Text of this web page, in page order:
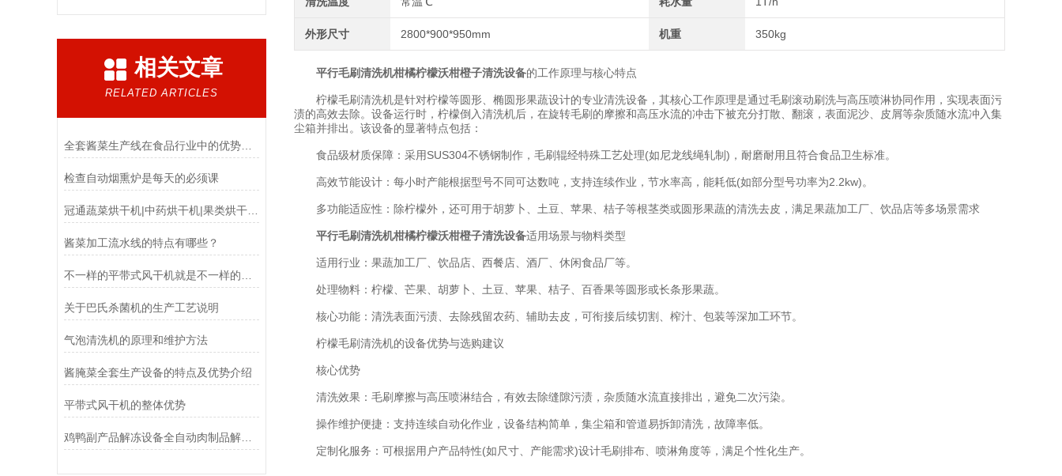
相关文章
RELATED ARTICLES
全套酱菜生产线在食品行业中的优势和应用前景
检查自动烟熏炉是每天的必须课
冠通蔬菜烘干机|中药烘干机|果类烘干机的原理
酱菜加工流水线的特点有哪些？
关于巴氏杀菌机的生产工艺说明
气泡清洗机的原理和维护方法
酱腌菜全套生产设备的特点及优势介绍
平带式风干机的整体优势
鸡鸭副产品解冻设备全自动肉制品解冻流水线行业提效增值
外形尺寸 2800*900*950mm 机重 350kg
平行毛刷清洗机柑橘柠檬沃柑橙子清洗设备的工作原理与核心特点
柠檬毛刷清洗机是针对柠檬等圆形、椭圆形果蔬设计的专业清洗设备，其核心工作原理是通过毛刷滚动刷洗与高压喷淋协同作用，实现表面污
渍的高效去除。设备运行时，柠檬倒入清洗机后，在旋转毛刷的摩擦和高压水流的冲击下被充分打散、翻滚，表面泥沙、皮屑等杂质随水流冲入集
尘箱并排出。该设备的显著特点包括：
食品级材质保障：采用SUS304不锈钢制作，毛刷辊经特殊工艺处理(如尼龙线绳轧制)，耐磨耐用且符合食品卫生标准。
高效节能设计：每小时产能根据型号不同可达数吨，支持连续作业，节水率高，能耗低(如部分型号功率为2.2kw)。
多功能适应性：除柠檬外，还可用于胡萝卜、土豆、苹果、桔子等根茎类或圆形果蔬的清洗去皮，满足果蔬加工厂、饮品店等多场景需求
平行毛刷清洗机柑橘柠檬沃柑橙子清洗设备适用场景与物料类型
适用行业：果蔬加工厂、饮品店、西餐店、酒厂、休闲食品厂等。
处理物料：柠檬、芒果、胡萝卜、土豆、苹果、桔子、百香果等圆形或长条形果蔬。
核心功能：清洗表面污渍、去除残留农药、辅助去皮，可衔接后续切割、榨汁、包装等深加工环节。
柠檬毛刷清洗机的设备优势与选购建议
核心优势
清洗效果：毛刷摩擦与高压喷淋结合，有效去除缝隙污渍，杂质随水流直接排出，避免二次污染。
操作维护便捷：支持连续自动化作业，设备结构简单，集尘箱和管道易拆卸清洗，故障率低。
定制化服务：可根据用户产品特性(如尺寸、产能需求)设计毛刷排布、喷淋角度等，满足个性化生产。